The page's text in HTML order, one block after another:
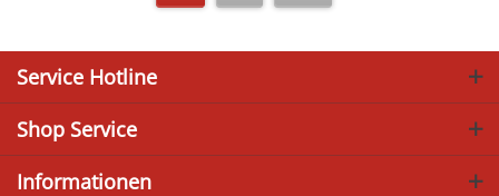
Service Hotline
Shop Service
Informationen